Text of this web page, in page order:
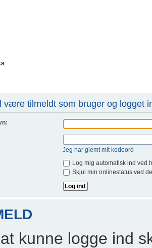
være tilmeldt som bruger og logget
Jeg har glemt mit kodeord
Log mig automatisk ind ved
Skjul min onlinestatus ved
kunne logge ind